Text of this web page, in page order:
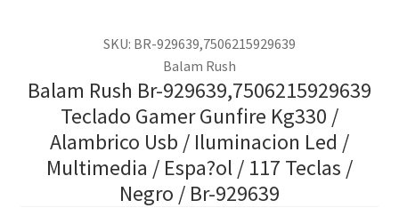
SKU: BR-929639,7506215929639
Balam Rush
Balam Rush Br-929639,7506215929639
Teclado Gamer Gunfire Kg330 /
Alambrico Usb / Iluminacion Led /
Multimedia / Espa?ol / 117 Teclas /
Negro / Br-929639